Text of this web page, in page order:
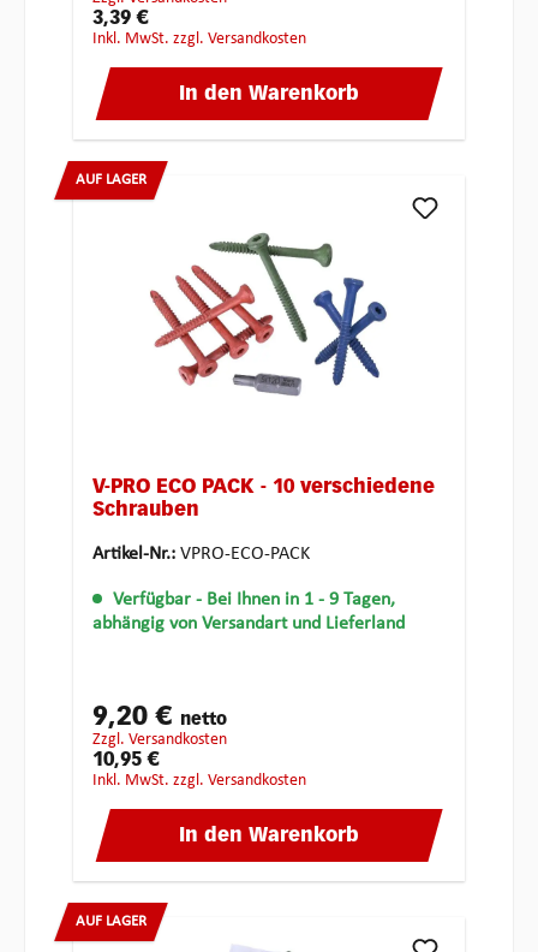
3,39 €
inkl. MwSt. zzgl. Versandkosten
In den Warenkorb
AUF LAGER
V-PRO ECO PACK - 10 verschiedene
Schrauben
Artikel-Nr.: VPRO-ECO-PACK
Verfügbar - Bei Ihnen in 1 - 9 Tagen,
abhängig von Versandart und Lieferland
9,20 € netto
zzgl. Versandkosten
10,95 €
inkl. MwSt. zzgl. Versandkosten
In den Warenkorb
AUF LAGER